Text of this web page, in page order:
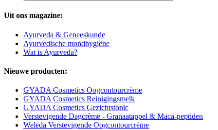
Uit ons magazine:
Ayurveda & Geneeskunde
Ayurvedische mondhygiëne
Wat is Ayurveda?
Nieuwe producten:
GYADA Cosmetics Oogcontourcrème
GYADA Cosmetics Reinigingsmelk
GYADA Cosmetics Gezichtstonic
Verstevigende Dagcrème - Granaatappel & Maca-peptiden
Weleda Verstevigende Oogcontourcrème